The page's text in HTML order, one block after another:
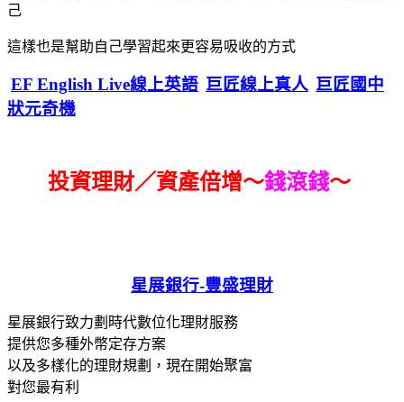
己
這樣也是幫助自己學習起來更容易吸收的方式
EF English Live線上英語 巨匠線上真人 巨匠國中
狀元奇機
投資理財／資產倍增～錢滾錢～
星展銀行-豐盛理財
星展銀行致力劃時代數位化理財服務
提供您多種外幣定存方案
以及多樣化的理財規劃，現在開始聚富
對您最有利